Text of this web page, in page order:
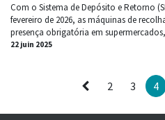
Com o Sistema de Depósito e Retorno
fevereiro de 2026, as máquinas de
presença obrigatória em
22 juin 2025
2 3 4